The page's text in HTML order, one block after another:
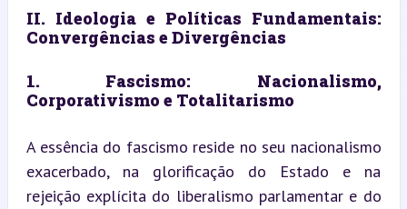
II. Ideologia e Políticas Fundamentais:
Convergências e Divergências
1. Fascismo: Nacionalismo,
Corporativismo e Totalitarismo
A essência do fascismo reside no seu nacionalismo
exacerbado, na glorificação do Estado e na
rejeição explícita do liberalismo parlamentar e do